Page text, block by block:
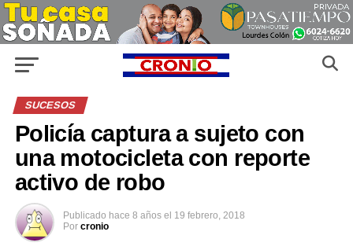
SUCESOS
Policía captura a sujeto con
una motocicleta con reporte
activo de robo
Publicado hace 8 años el 19 febrero, 2018
Por cronio